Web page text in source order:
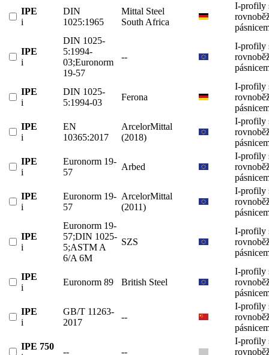
IPE
i
DIN
1025:1965
Mittal Steel
South Africa
I-profily
IPE
i
DIN 1025-
5:1994-
03;Euronorm
19-57
--
I-profily
IPE
i
DIN 1025-
5:1994-03
Ferona
I-profily
IPE
i
EN
10365:2017
ArcelorMittal
(2018)
I-profily
IPE
i
Euronorm 19-
57
Arbed
I-profily
IPE
i
Euronorm 19-
57
ArcelorMittal
(2011)
I-profily
IPE
i
Euronorm 19-
57;DIN 1025-
5;ASTM A
6/A 6M
SZS
I-profily
IPE
i
Euronorm 89 British Steel
I-profily
IPE
i
GB/T 11263-
2017
--
I-profily
IPE 750
-- --
I-profily